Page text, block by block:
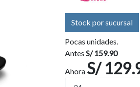
Stock por sucursal
Pocas unidades.
Antes S/ 159.90
Ahora S/